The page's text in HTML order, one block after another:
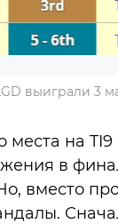
выиграли 3
места на
в
вместо